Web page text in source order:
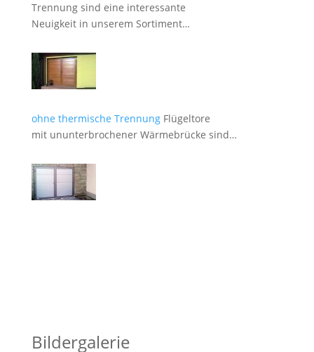
Trennung sind eine interessante
Neuigkeit in unserem Sortiment…
ohne thermische TrennungFlügeltore
mit ununterbrochener Wärmebrücke sind…
Bildergalerie